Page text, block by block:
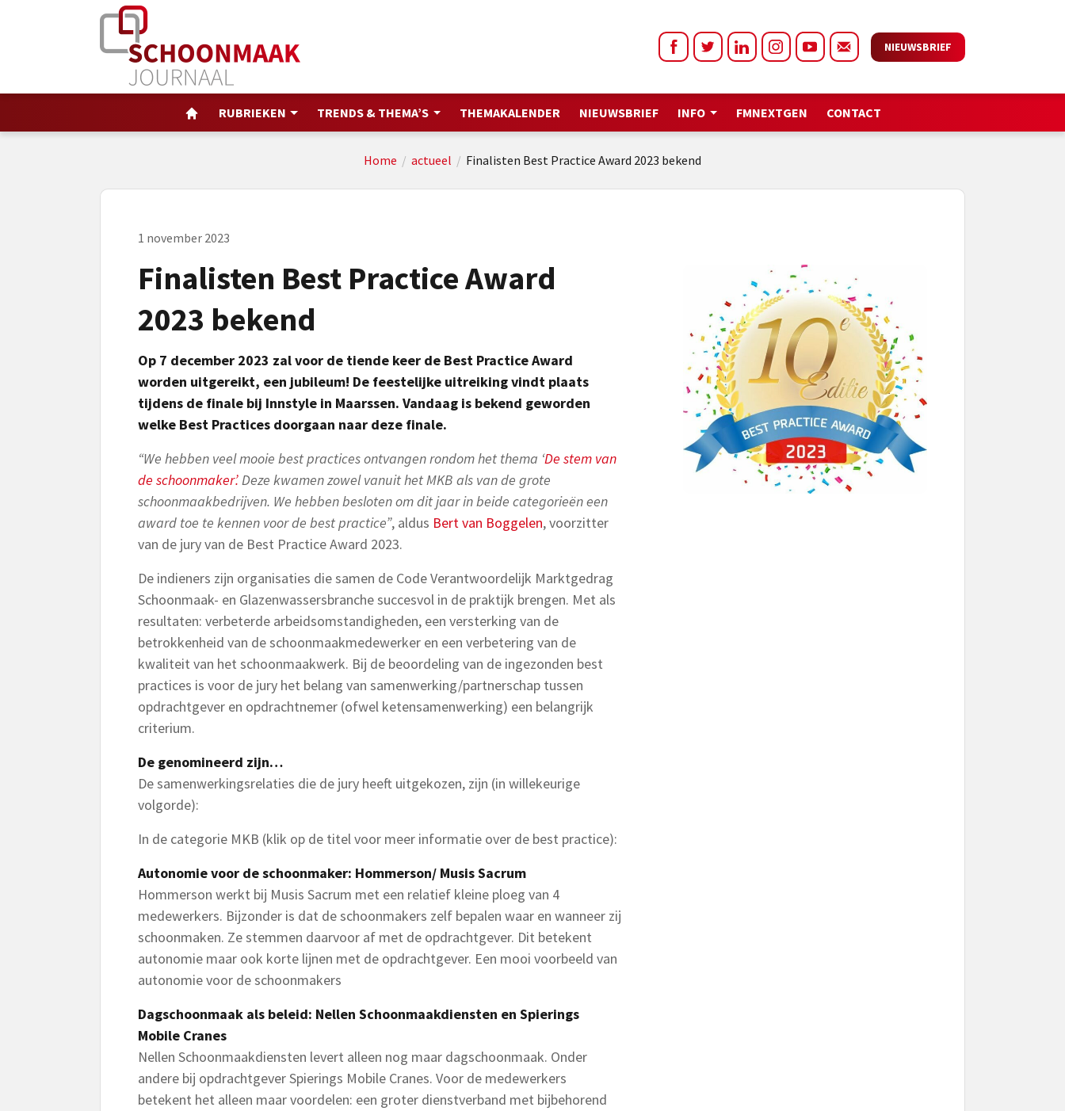
NIEUWSBRIEF
RUBRIEKEN TRENDS & THEMA’S THEMAKALENDER NIEUWSBRIEF INFO FMNEXTGEN CONTACT
Home / actueel / Finalisten Best Practice Award 2023 bekend
1 november 2023
Finalisten Best Practice Award
2023 bekend
Op 7 december 2023 zal voor de tiende keer de Best Practice Award
worden uitgereikt, een jubileum! De feestelijke uitreiking vindt plaats
tijdens de finale bij Innstyle in Maarssen. Vandaag is bekend geworden
welke Best Practices doorgaan naar deze finale.
“We hebben veel mooie best practices ontvangen rondom het thema ‘De stem van
de schoonmaker’.Deze kwamen zowel vanuit het MKB als van de grote
schoonmaakbedrijven. We hebben besloten om dit jaar in beide categorieën een
award toe te kennen voor de best practice”, aldus Bert van Boggelen, voorzitter
van de jury van de Best Practice Award 2023.
De indieners zijn organisaties die samen de Code Verantwoordelijk Marktgedrag
Schoonmaak- en Glazenwassersbranche succesvol in de praktijk brengen. Met als
resultaten: verbeterde arbeidsomstandigheden, een versterking van de
betrokkenheid van de schoonmaakmedewerker en een verbetering van de
kwaliteit van het schoonmaakwerk. Bij de beoordeling van de ingezonden best
practices is voor de jury het belang van samenwerking/partnerschap tussen
opdrachtgever en opdrachtnemer (ofwel ketensamenwerking) een belangrijk
criterium.
De genomineerd zijn…
De samenwerkingsrelaties die de jury heeft uitgekozen, zijn (in willekeurige
volgorde):
In de categorie MKB (klik op de titel voor meer informatie over de best practice):
Autonomie voor de schoonmaker: Hommerson/ Musis Sacrum
Hommerson werkt bij Musis Sacrum met een relatief kleine ploeg van 4
medewerkers. Bijzonder is dat de schoonmakers zelf bepalen waar en wanneer zij
schoonmaken. Ze stemmen daarvoor af met de opdrachtgever. Dit betekent
autonomie maar ook korte lijnen met de opdrachtgever. Een mooi voorbeeld van
autonomie voor de schoonmakers
Dagschoonmaak als beleid: Nellen Schoonmaakdiensten en Spierings
Mobile Cranes
Nellen Schoonmaakdiensten levert alleen nog maar dagschoonmaak. Onder
andere bij opdrachtgever Spierings Mobile Cranes. Voor de medewerkers
betekent het alleen maar voordelen: een groter dienstverband met bijbehorend